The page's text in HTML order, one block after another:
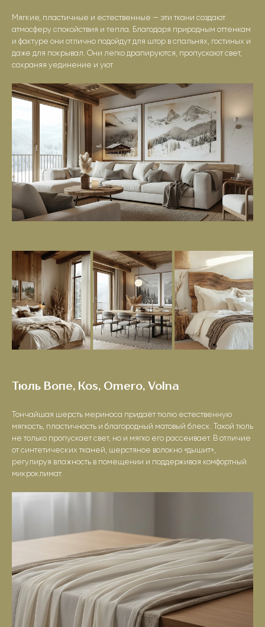
Мягкие, пластичные и естественные — эти ткани создают
атмосферу спокойствия и тепла. Благодаря природным оттенкам
и фактуре они отлично подойдут для штор в спальнях, гостиных и
даже для покрывал. Они легко драпируются, пропускают свет,
сохраняя уединение и уют
Тюль Вопе, Kos, Omero, Volna
Тончайшая шерсть мериноса придаёт тюлю естественную
мягкость, пластичность и благородный матовый блеск. Такой тюль
не только пропускает свет, но и мягко его рассеивает. В отличие
от синтетических тканей, шерстяное волокно «дышит»,
регулируя влажность в помещении и поддерживая комфортный
микроклимат.